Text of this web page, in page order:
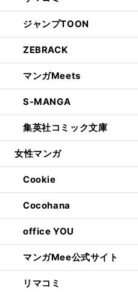
ジャンプTOON
ZEBRACK
マンガMeets
S-MANGA
集英社コミック文庫
女性マンガ
Cookie
Cocohana
office YOU
マンガMee公式サイト
リマコミ